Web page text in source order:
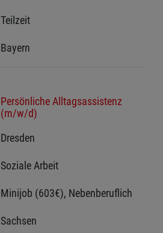
Teilzeit
Bayern
Persönliche Alltagsassistenz
(m/w/d)
Dresden
Soziale Arbeit
Minijob (603€), Nebenberuflich
Sachsen